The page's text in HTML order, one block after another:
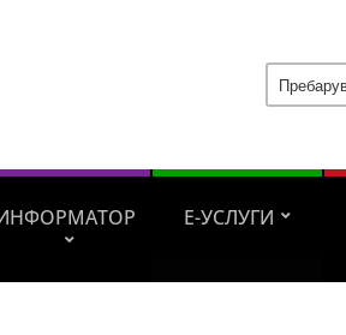
Е-УСЛУГИ